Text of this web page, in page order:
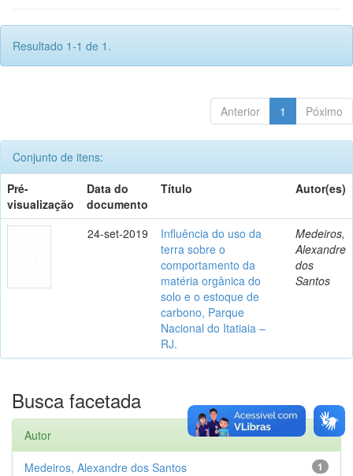
Resultado 1-1 de 1.
Anterior 1 Póximo
Conjunto de itens:
Pré-
visualização
Data do
documento
Título Autor(es)
24-set-2019
Influência do uso da
terra sobre o
comportamento da
matéria orgânica do
solo e o estoque de
carbono, Parque
Nacional do Itatiaia –
RJ.
Medeiros,
Alexandre
dos
Santos
Busca facetada
Autor
1
Medeiros, Alexandre dos Santos